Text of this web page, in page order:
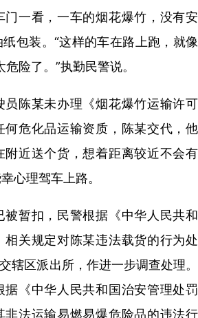
门一看，一车的烟花爆竹，没有安
包装。“这样的车在路上跑，就像
危险了。”执勤民警说。
员陈某未办理《烟花爆竹运输许可
何危化品运输资质，陈某交代，他
附近送个货，想着距离较近不会有
心理驾车上路。
被暂扣，民警根据《中华人民共和
相关规定对陈某违法载货的行为处
辖区派出所，作进一步调查处理。
据《中华人民共和国治安管理处罚
非法运输易燃易爆危险品的违法行